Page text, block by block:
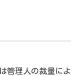
管理人の裁量によ